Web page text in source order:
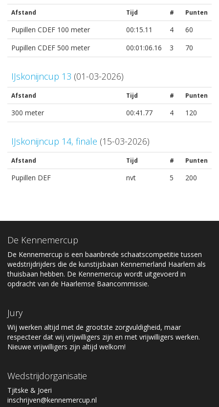
Afstand Tijd # Punten
Pupillen CDEF 100 meter 00:15.11 4
60
Pupillen CDEF 500 meter
00:01:06.16 3 70
IJskonijncup 13 (01-03-2026)
Afstand Tijd # Punten
300 meter 00:41.77 4 120
IJskonijncup 14, finale (15-03-2026)
Afstand Tijd # Punten
Pupillen DEF nvt 5 200
De Kennemercup
De Kennemercup is een baanbrede schaatscompetitie tussen
wedstrijdrijders die de kunstijsbaan Kennemerland Haarlem als
thuisbaan hebben. De Kennemercup wordt uitgevoerd in
opdracht van de Haarlemse Baancommissie.
Jury
Wij werken altijd met de grootste zorgvuldigheid, maar
respecteer dat wij vrijwilligers zijn en met vrijwilligers werken.
Nieuwe vrijwilligers zijn altijd welkom!
Wedstrijdorganisatie
Tjitske & Joeri
inschrijven@kennemercup.nl